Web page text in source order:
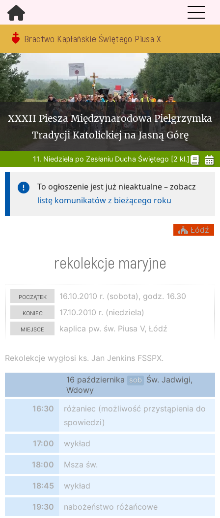
Bractwo Kapłańskie Świętego Piusa X
XXXII Piesza Międzynarodowa Pielgrzymka
Tradycji Katolickiej na Jasną Górę
11. Niedziela po Zesłaniu Ducha Świętego [2 kl.]
To ogłoszenie jest już nieaktualne – zobacz
listę komunikatów z bieżącego roku
Łódź
rekolekcje maryjne
początek
16.10.2010 r. (sobota), godz. 16.30
koniec
17.10.2010 r. (niedziela)
miejsce
kaplica pw. św. Piusa V, Łódź
Rekolekcje wygłosi ks. Jan Jenkins FSSPX.
16 października sob
Św. Jadwigi,
Wdowy
16:30
różaniec (możliwość przystąpienia do
spowiedzi)
17:00 wykład
18:00 Msza św.
18:45 wykład
19:30 nabożeństwo różańcowe